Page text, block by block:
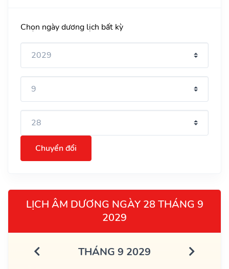
Chọn ngày dương lịch bất kỳ
Chuyển đổi
LỊCH ÂM DƯƠNG NGÀY 28 THÁNG 9
2029
THÁNG 9 2029